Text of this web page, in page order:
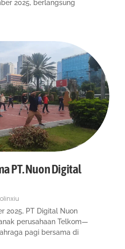
2025, berlangsung
PT. Nuon Digital
2025, PT Digital Nuon
perusahaan Telkom—
pagi bersama di